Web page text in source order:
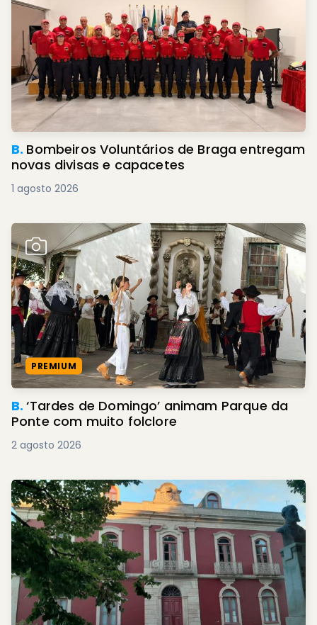
B. Bombeiros Voluntários de Braga entregam
novas divisas e capacetes
1 agosto 2026
PREMIUM
B.‘Tardes de Domingo’ animam Parque da
Ponte com muito folclore
2 agosto 2026